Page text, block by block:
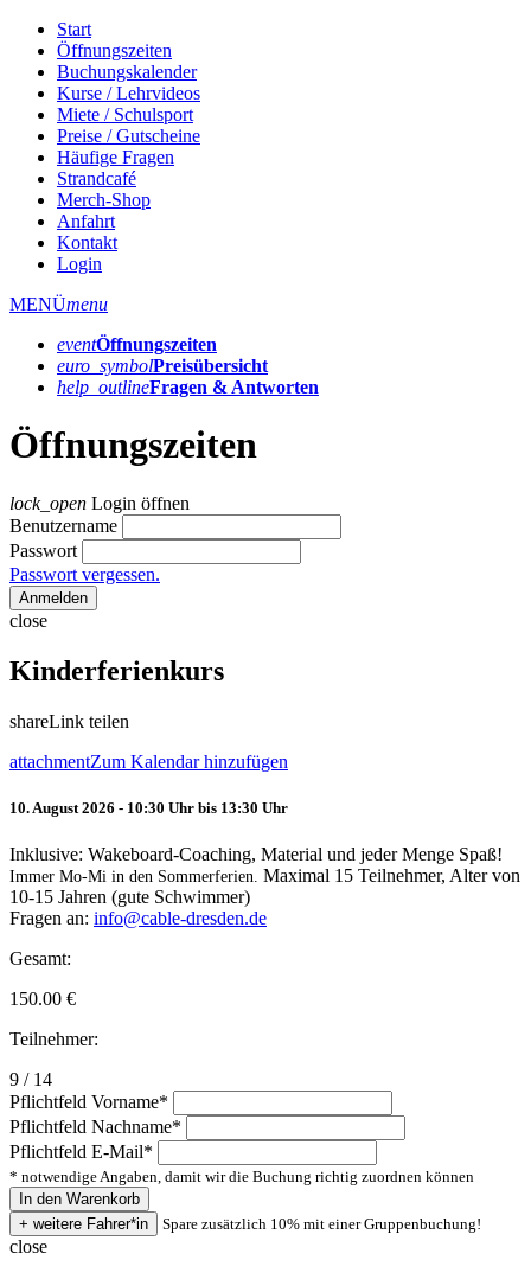
Start
Öffnungszeiten
Buchungskalender
Kurse / Lehrvideos
Miete / Schulsport
Preise / Gutscheine
Häufige Fragen
Strandcafé
Merch-Shop
Anfahrt
Kontakt
Login
MENÜmenu
eventÖffnungs­zeiten
euro_symbolPreis­übersicht
help_outlineFragen & Antworten
Öffnungszeiten
lock_open Login öffnen
Benutzername
Passwort
Passwort vergessen.
Anmelden
close
Kinderferienkurs
shareLink teilen
attachmentZum Kalendar hinzufügen
10. August 2026 - 10:30 Uhr bis 13:30 Uhr
Inklusive: Wakeboard-Coaching, Material und jeder Menge Spaß!
Immer Mo-Mi in den Sommerferien. Maximal 15 Teilnehmer, Alter von
10-15 Jahren (gute Schwimmer)
Fragen an: info@cable-dresden.de
Gesamt:
150.00 €
Teilnehmer:
9 / 14
Pflichtfeld Vorname*
Pflichtfeld Nachname*
Pflichtfeld E-Mail*
* notwendige Angaben, damit wir die Buchung richtig zuordnen können
Spare zusätzlich 10% mit einer Gruppenbuchung!
close